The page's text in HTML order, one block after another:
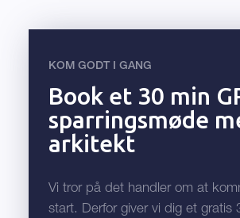
KOM GODT I GANG
Book et 30 min
sparringsmøde
arkitekt
Vi tror på det handler om at
start. Derfor giver vi dig et gratis